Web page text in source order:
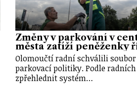
Změny v parkování v
města zatíží peněženky
Olomoučtí radní schválili
parkovací politiky. Podle
zpřehlednit systém…